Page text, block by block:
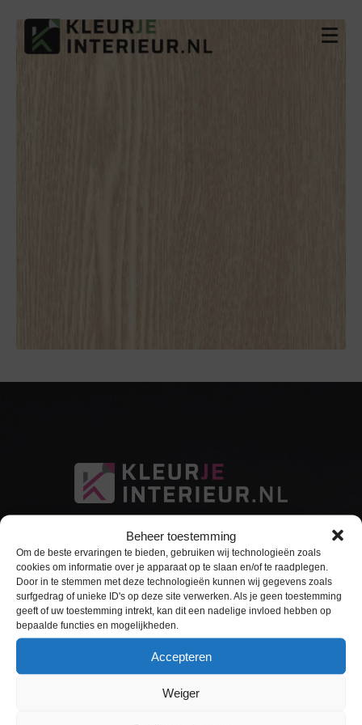
Beheer toestemming
Om de beste ervaringen te bieden, gebruiken wij technologieën zoals
cookies om informatie over je apparaat op te slaan en/of te raadplegen.
Door in te stemmen met deze technologieën kunnen wij gegevens zoals
surfgedrag of unieke ID's op deze site verwerken. Als je geen toestemming
geeft of uw toestemming intrekt, kan dit een nadelige invloed hebben op
bepaalde functies en mogelijkheden.
Accepteren
Weiger
Sitemap
Home
Interieurfolie